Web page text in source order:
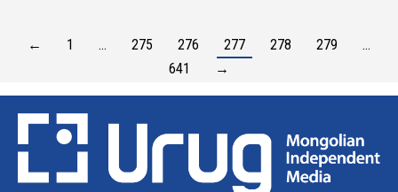
← 1 … 275 276 277 278 279
…
641
→